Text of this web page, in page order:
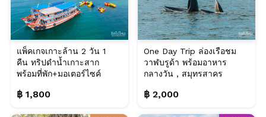
แพ็คเกจเกาะล้าน 2 วัน 1
คืน ทริปดำน้ำเกาะสาก
พร้อมที่พัก+มอเตอร์ไซค์
฿ 1,800
One Day Trip ล่องเรือชม
วาฬบรูด้า พร้อมอาหาร
กลางวัน , สมุทรสาคร
฿ 2,000